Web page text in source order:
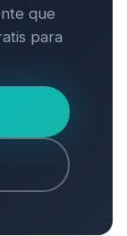
que
para